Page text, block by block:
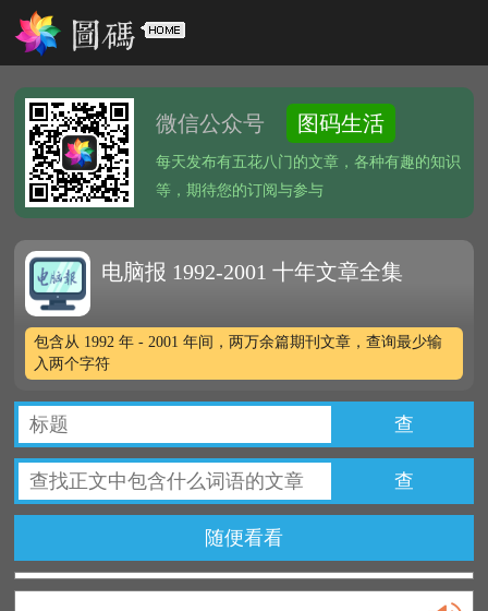
微信公众号 图码生活
每天发布有五花八门的文章，各种有趣的知识
等，期待您的订阅与参与
电脑报 1992-2001 十年文章全集
包含从 1992 年 - 2001 年间，两万余篇期刊文章，查询最少输
入两个字符
查
查
随便看看